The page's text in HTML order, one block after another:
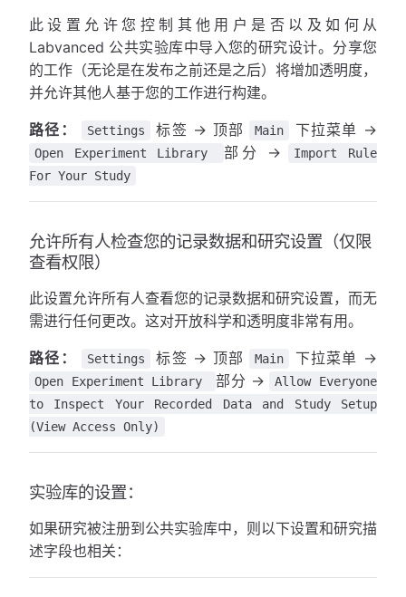
此设置允许您控制其他用户是否以及如何从
Labvanced 公共实验库中导入您的研究设计。分享您
的工作（无论是在发布之前还是之后）将增加透明度，
并允许其他人基于您的工作进行构建。
路径： Settings 标签 → 顶部 Main 下拉菜单 →
Open Experiment Library 部分 →
Import Rule
For Your Study
允许所有人检查您的记录数据和研究设置（仅限
查看权限）
此设置允许所有人查看您的记录数据和研究设置，而无
需进行任何更改。这对开放科学和透明度非常有用。
路径： Settings 标签 → 顶部 Main 下拉菜单 →
Open Experiment Library 部分 →
Allow Everyone
to Inspect Your Recorded Data and Study Setup
(View Access Only)
实验库的设置：
如果研究被注册到公共实验库中，则以下设置和研究描
述字段也相关：